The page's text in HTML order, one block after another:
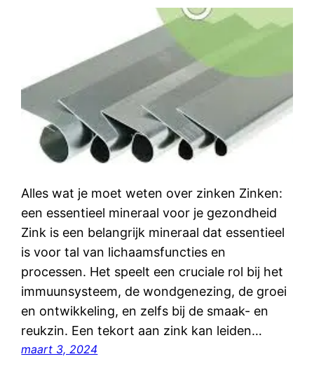
Alles wat je moet weten over zinken Zinken:
een essentieel mineraal voor je gezondheid
Zink is een belangrijk mineraal dat essentieel
is voor tal van lichaamsfuncties en
processen. Het speelt een cruciale rol bij het
immuunsysteem, de wondgenezing, de groei
en ontwikkeling, en zelfs bij de smaak- en
reukzin. Een tekort aan zink kan leiden…
maart 3, 2024